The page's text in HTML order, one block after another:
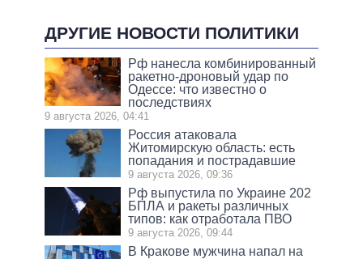
ДРУГИЕ НОВОСТИ ПОЛИТИКИ
Рф нанесла комбинированный
ракетно-дроновый удар по
Одессе: что известно о
последствиях
9 августа 2026, 04:41
Россия атаковала
Житомирскую область: есть
попадания и пострадавшие
9 августа 2026, 09:36
Рф выпустила по Украине 202
БПЛА и ракеты различных
типов: как отработала ПВО
9 августа 2026, 09:44
В Кракове мужчина напал на